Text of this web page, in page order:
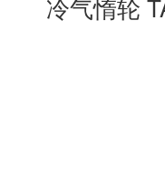
冷气惰轮